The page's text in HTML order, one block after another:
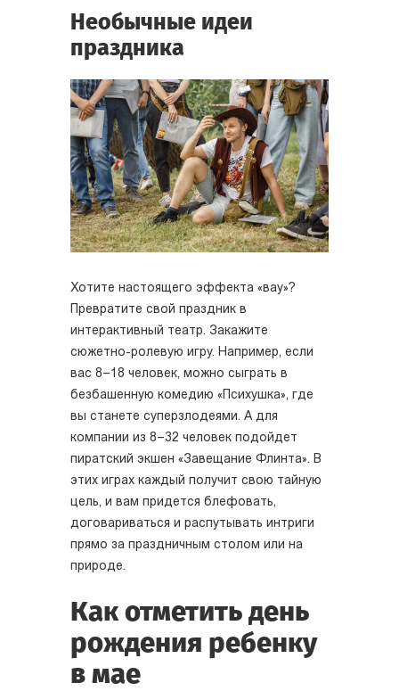
Необычные идеи
праздника
Хотите настоящего эффекта «вау»?
Превратите свой праздник в
интерактивный театр. Закажите
сюжетно-ролевую игру. Например, если
вас 8–18 человек, можно сыграть в
безбашенную комедию «Психушка», где
вы станете суперзлодеями. А для
компании из 8–32 человек подойдет
пиратский экшен «Завещание Флинта». В
этих играх каждый получит свою тайную
цель, и вам придется блефовать,
договариваться и распутывать интриги
прямо за праздничным столом или на
природе.
Как отметить день
рождения ребенку
в мае